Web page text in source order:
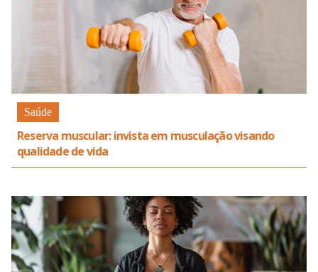
Saúde
Reserva muscular: invista em musculação visando
qualidade de vida